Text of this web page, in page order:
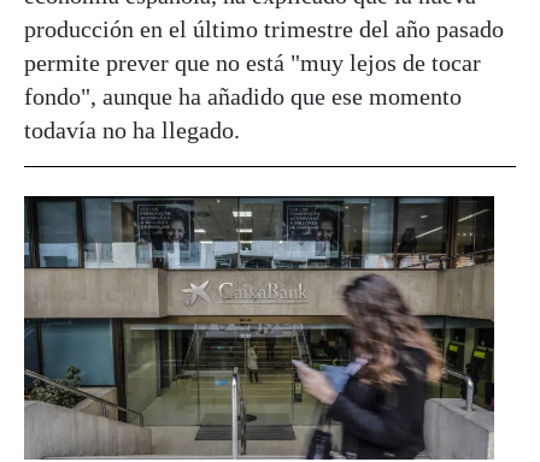
producción en el último trimestre del año pasado
permite prever que no está "muy lejos de tocar
fondo", aunque ha añadido que ese momento
todavía no ha llegado.